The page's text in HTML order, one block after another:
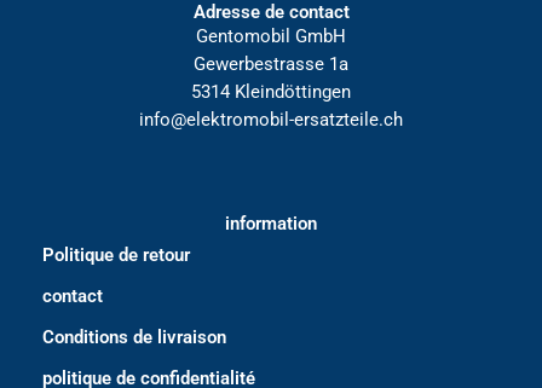
Adresse de contact
Gentomobil GmbH
Gewerbestrasse 1a
5314 Kleindöttingen
info@elektromobil-ersatzteile.ch
information
Politique de retour
contact
Conditions de livraison
politique de confidentialité